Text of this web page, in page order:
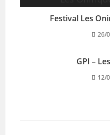
Festival Les
26/
GPI –
12/